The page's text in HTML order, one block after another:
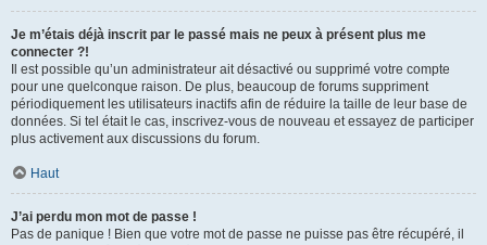
Je m’étais déjà inscrit par le passé mais ne peux à présent plus me
connecter ?!
Il est possible qu’un administrateur ait désactivé ou supprimé votre compte
pour une quelconque raison. De plus, beaucoup de forums suppriment
périodiquement les utilisateurs inactifs afin de réduire la taille de leur base de
données. Si tel était le cas, inscrivez-vous de nouveau et essayez de participer
plus activement aux discussions du forum.
Haut
J’ai perdu mon mot de passe !
Pas de panique ! Bien que votre mot de passe ne puisse pas être récupéré, il